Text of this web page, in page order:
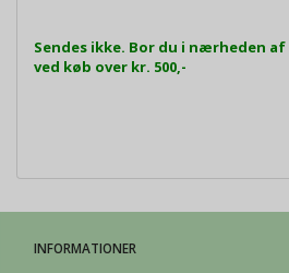
Sendes ikke. Bor du i nærheden af
ved køb over kr. 500,-
INFORMATIONER